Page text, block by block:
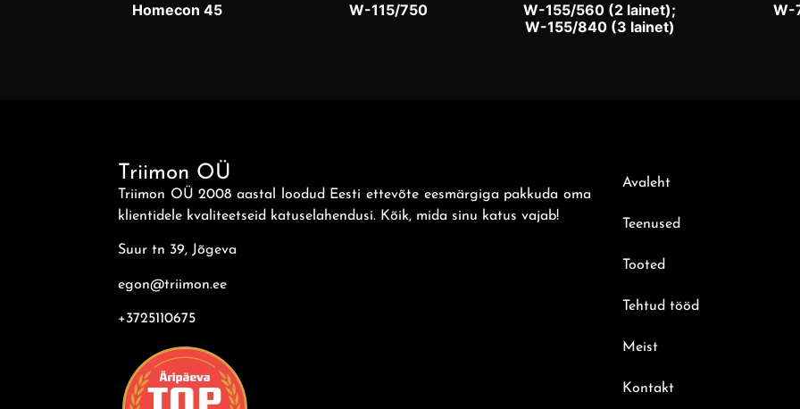
Homecon 45 W-115/750
W-155/560 (2 lainet);
W-155/840 (3 lainet)
W-
Triimon OÜ
Triimon OÜ 2008 aastal loodud Eesti ettevõte eesmärgiga pakkuda oma
klientidele kvaliteetseid katuselahendusi. Kõik, mida sinu katus vajab!
Suur tn 39, Jõgeva
egon@triimon.ee
+3725110675
Avaleht
Teenused
Tooted
Tehtud tööd
Meist
Kontakt